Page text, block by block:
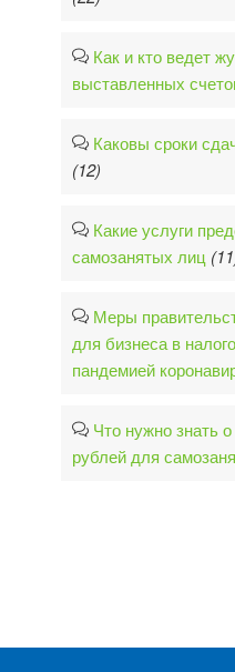
Как и кто ведет
выставленных
Каковы сроки
(12)
Какие услуги
самозанятых лиц
Меры
для бизнеса в
пандемией
Что нужно знать
рублей для